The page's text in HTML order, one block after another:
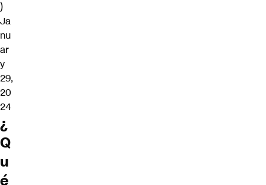
)
Ja
nu
ar
y
29,
20
24
¿
Q
u
é